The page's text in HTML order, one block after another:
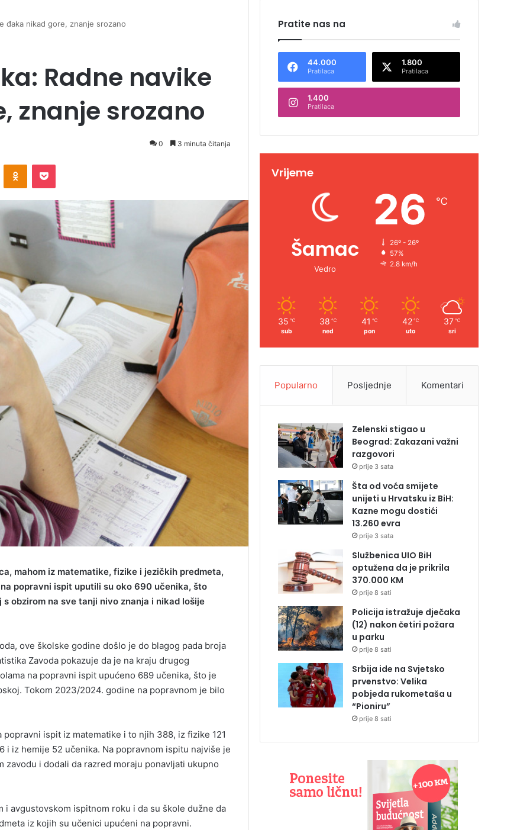
đaka nikad gore, znanje srozano
Radne navike
znanje srozano
0 3 minuta čitanja
mahom iz matematike, fizike i jezičkih predmeta,
popravni ispit uputili su oko 690 učenika, što
obzirom na sve tanji nivo znanja i nikad lošije
ove školske godine došlo je do blagog pada broja
Zavoda pokazuje da je na kraju drugog
na popravni ispit upućeno 689 učenika, što je
Tokom 2023/2024. godine na popravnom je bilo
ispit iz matematike i to njih 388, iz fizike 121
i iz hemije 52 učenika. Na popravnom ispitu najviše je
zavodu i dodali da razred moraju ponavljati ukupno
avgustovskom ispitnom roku i da su škole dužne da
iz kojih su učenici upućeni na popravni.
Pratite nas na
44.000
Pratilaca
1.800
Pratilaca
1.400
Pratilaca
Vrijeme
Šamac
Vedro
26 ℃
26º - 26º
57%
2.8 km/h
35 ℃
sub
38 ℃
ned
41 ℃
pon
42 ℃
uto
37 ℃
sri
Popularno Posljednje Komentari
Zelenski stigao u
Beograd: Zakazani važni
razgovori
prije 3 sata
Šta od voća smijete
unijeti u Hrvatsku iz BiH:
Kazne mogu dostići
13.260 evra
prije 3 sata
Službenica UIO BiH
optužena da je prikrila
370.000 KM
prije 8 sati
Policija istražuje dječaka
(12) nakon četiri požara
u parku
prije 8 sati
Srbija ide na Svjetsko
prvenstvo: Velika
pobjeda rukometaša u
“Pioniru”
prije 8 sati